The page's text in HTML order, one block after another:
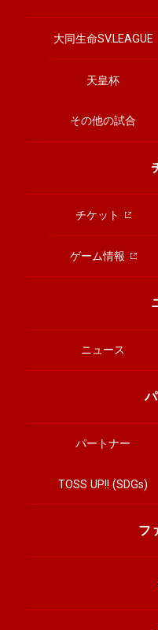
大同生命SV.LEAGUE
天皇杯
その他の試合
チケット
ゲーム情報
ニュース
パートナー
TOSS UP!! (SDGs)
フ